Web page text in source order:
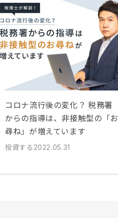
コロナ流行後の変化？ 税務署
からの指導は、非接触型の「お
尋ね」が増えています
投資する 2022.05.31